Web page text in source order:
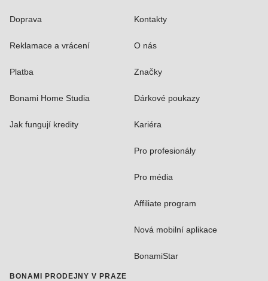
Doprava
Reklamace a vrácení
Platba
Bonami Home Studia
Jak fungují kredity
Kontakty
O nás
Značky
Dárkové poukazy
Kariéra
Pro profesionály
Pro média
Affiliate program
Nová mobilní aplikace
BonamiStar
BONAMI PRODEJNY V PRAZE